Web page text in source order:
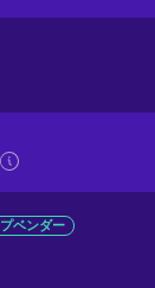
プベンダー